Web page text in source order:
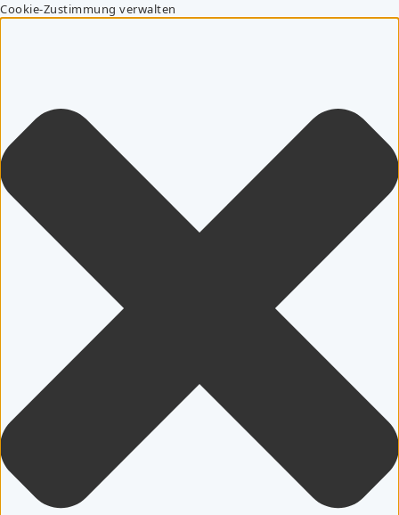
Cookie-Zustimmung verwalten